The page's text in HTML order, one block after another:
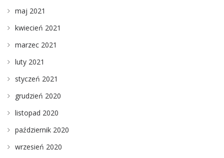
maj 2021
kwiecień 2021
marzec 2021
luty 2021
styczeń 2021
grudzień 2020
listopad 2020
październik 2020
wrzesień 2020